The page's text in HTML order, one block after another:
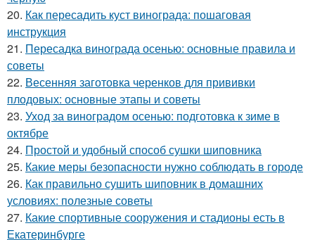
20. Как пересадить куст винограда: пошаговая
инструкция
21. Пересадка винограда осенью: основные правила и
советы
22. Весенняя заготовка черенков для прививки
плодовых: основные этапы и советы
23. Уход за виноградом осенью: подготовка к зиме в
октябре
24. Простой и удобный способ сушки шиповника
25. Какие меры безопасности нужно соблюдать в городе
26. Как правильно сушить шиповник в домашних
условиях: полезные советы
27. Какие спортивные сооружения и стадионы есть в
Екатеринбурге